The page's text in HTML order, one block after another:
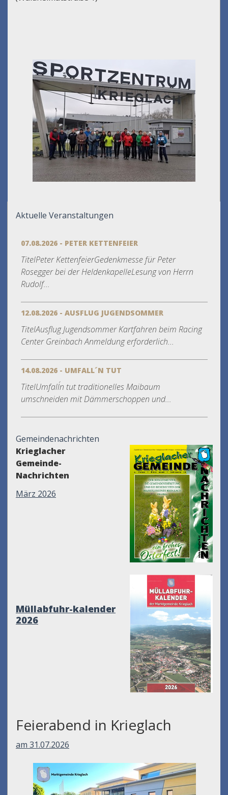
Aktuelle Veranstaltungen
07.08.2026 - PETER KETTENFEIER
TitelPeter KettenfeierGedenkmesse für Peter
Rosegger bei der HeldenkapelleLesung von Herrn
Rudolf...
12.08.2026 - AUSFLUG JUGENDSOMMER
TitelAusflug Jugendsommer Kartfahren beim Racing
Center Greinbach Anmeldung erforderlich...
14.08.2026 - UMFALL´N TUT
TitelUmfall´n tut traditionelles Maibaum
umschneiden mit Dämmerschoppen und...
Gemeindenachrichten
Krieglacher
Gemeinde-
Nachrichten
März 2026
Müllabfuhr-kalender
2026
Feierabend in Krieglach
am 31.07.2026